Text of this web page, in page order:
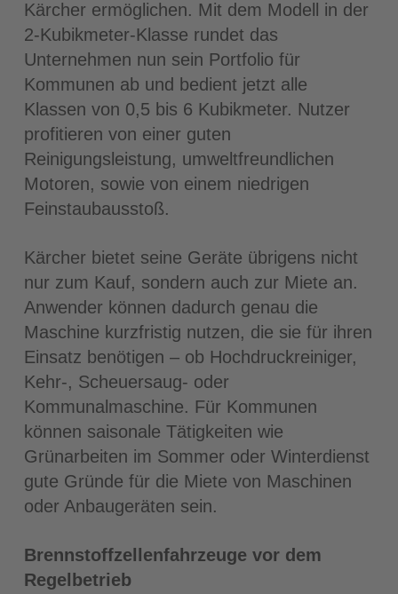
Kärcher ermöglichen. Mit dem Modell in der
2-Kubikmeter-Klasse rundet das
Unternehmen nun sein Portfolio für
Kommunen ab und bedient jetzt alle
Klassen von 0,5 bis 6 Kubikmeter. Nutzer
profitieren von einer guten
Reinigungsleistung, umweltfreundlichen
Motoren, sowie von einem niedrigen
Feinstaubausstoß.
Kärcher bietet seine Geräte übrigens nicht
nur zum Kauf, sondern auch zur Miete an.
Anwender können dadurch genau die
Maschine kurzfristig nutzen, die sie für ihren
Einsatz benötigen – ob Hochdruckreiniger,
Kehr-, Scheuersaug- oder
Kommunalmaschine. Für Kommunen
können saisonale Tätigkeiten wie
Grünarbeiten im Sommer oder Winterdienst
gute Gründe für die Miete von Maschinen
oder Anbaugeräten sein.
Brennstoffzellenfahrzeuge vor dem
Regelbetrieb